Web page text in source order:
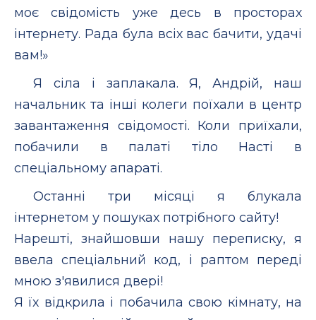
моє свідомість уже десь в просторах
інтернету. Рада була всіх вас бачити, удачі
вам!»
Я сіла і заплакала. Я, Андрій, наш
начальник та інші колеги поїхали в центр
завантаження свідомості. Коли приїхали,
побачили в палаті тіло Насті в
спеціальному апараті.
Останні три місяці я блукала
інтернетом у пошуках потрібного сайту!
Нарешті, знайшовши нашу переписку, я
ввела спеціальний код, і раптом переді
мною з'явилися двері!
Я їх відкрила і побачила свою кімнату, на